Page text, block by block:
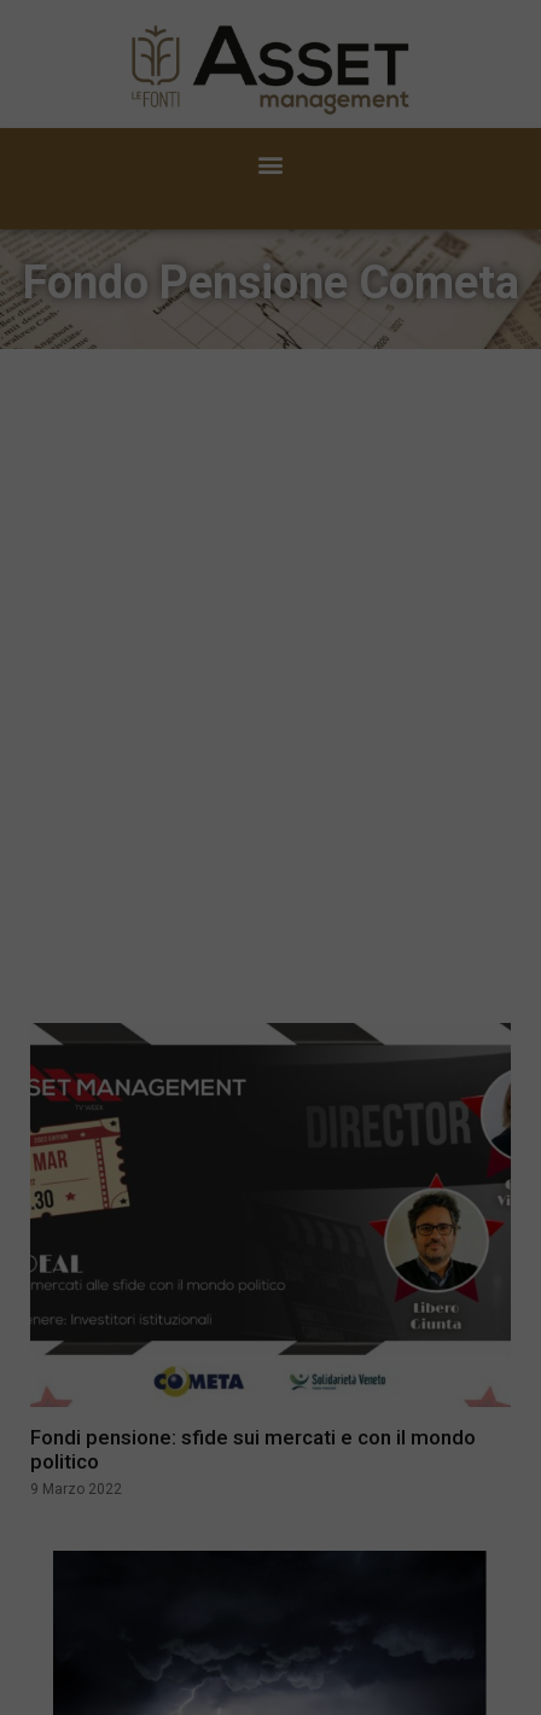
Fondo Pensione Cometa
Fondi pensione: sfide sui mercati e con il mondo
politico
9 Marzo 2022